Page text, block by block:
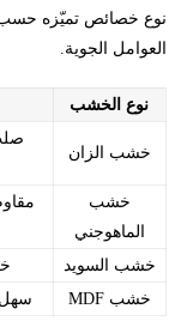
نوع خصائص تميّزه حسب
العوامل الجوية.
نوع الخشب
خشب الزان
خشب
الماهوجني
خشب السويد
خشب MDF
سهل